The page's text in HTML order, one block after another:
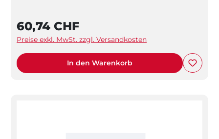
60,74 CHF
Preise exkl. MwSt. zzgl. Versandkosten
In den Warenkorb